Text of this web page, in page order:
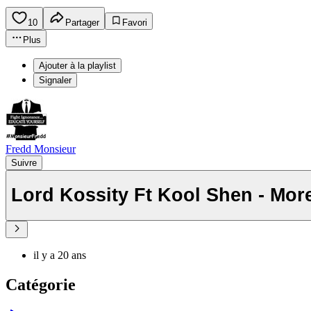
10 Partager
Favori
Plus
Ajouter à la playlist
Signaler
Fredd Monsieur
Suivre
Lord Kossity Ft Kool Shen -
il y a 20 ans
Catégorie